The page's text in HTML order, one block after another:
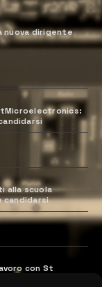
nuova dirigente
alla scuola
candidarsi
con St